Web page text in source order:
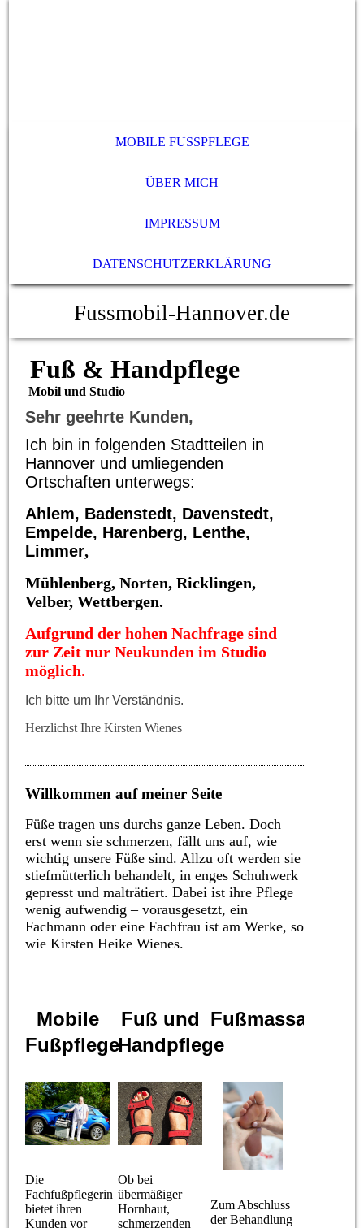
MOBILE FUSSPFLEGE
ÜBER MICH
IMPRESSUM
DATENSCHUTZERKLÄRUNG
Fussmobil-Hannover.de
Fuß & Handpflege
​ Mobil und Studio
Sehr geehrte Kunden,
Ich bin in folgenden Stadtteilen in
Hannover und umliegenden
Ortschaften unterwegs:
Ahlem, Badenstedt, Davenstedt,
Empelde, Harenberg, Lenthe,
Limmer,
Mühlenberg, Norten, Ricklingen,
Velber, Wettbergen.
Aufgrund der hohen Nachfrage sind
zur Zeit nur Neukunden im Studio
möglich.
Ich bitte um Ihr Verständnis.
Herzlichst Ihre Kirsten Wienes
Willkommen auf meiner Seite
Füße tragen uns durchs ganze Leben. Doch
erst wenn sie schmerzen, fällt uns auf, wie
wichtig unsere Füße sind. Allzu oft werden sie
stiefmütterlich behandelt, in enges Schuhwerk
gepresst und malträtiert. Dabei ist ihre Pflege
wenig aufwendig – vorausgesetzt, ein
Fachmann oder eine Fachfrau ist am Werke, so
wie Kirsten Heike Wienes.
Mobile
Fußpflege
Fuß und
Handpflege
Fußmassage
Die
Fachfußpflegerin
bietet ihren
Kunden vor
Ob bei
übermäßiger
Hornhaut,
schmerzenden
Zum Abschluss
der Behandlung